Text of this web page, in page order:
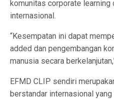
komunitas corporate
internasional.
“Kesempatan ini dapat
added dan pengembangan
manusia secara
EFMD CLIP sendiri
berstandar internasional